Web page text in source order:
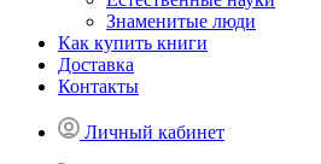
Знаменитые люди
Как купить книги
Доставка
Контакты
Личный кабинет